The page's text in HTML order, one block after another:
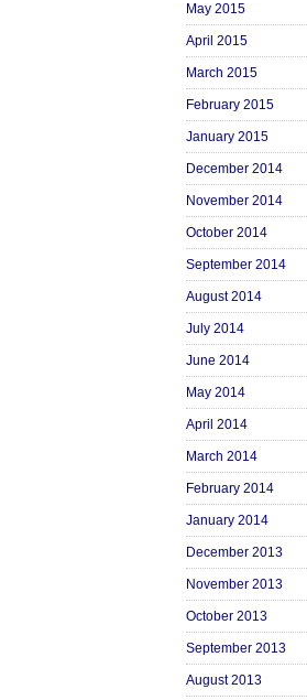
May 2015
April 2015
March 2015
February 2015
January 2015
December 2014
November 2014
October 2014
September 2014
August 2014
July 2014
June 2014
May 2014
April 2014
March 2014
February 2014
January 2014
December 2013
November 2013
October 2013
September 2013
August 2013